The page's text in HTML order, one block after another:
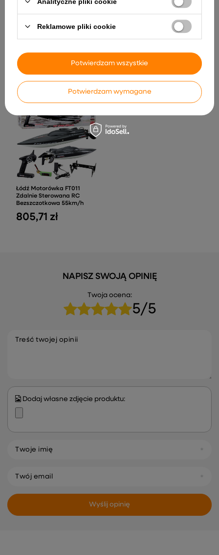
Auto na Akumulator JC666
Światła LED MP3 Pilot
Dwustronna Tablica
Edukacyjna Magnetyczna
Liczby
130,71 zł
Łódź Motorówka FT011
Zdalnie Sterowana RC
Bezszczotkowa 55km/h
805,71 zł
NAPISZ SWOJĄ OPINIĘ
Twoja ocena:
5/5
Treść twojej opinii
Dodaj własne zdjęcie produktu:
Twoje imię
Twój email
Wyślij opinię
Reklamowe pliki cookie
Potwierdzam wymagane
Potwierdzam wszystkie